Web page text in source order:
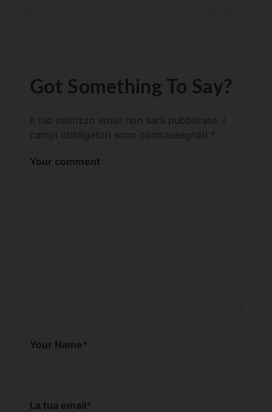
Got Something To Say?
Il tuo indirizzo email non sarà pubblicato.
campi obbligatori sono contrassegnati *
Your comment
Your Name*
La tua email*